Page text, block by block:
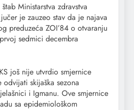
Ministarstva zdravstva
je zauzeo stav da je najava
preduzeća ZOI’84 o otvaranju
sedmici decembra
još nije utvrdio smjernice
skijaška sezona
i Igmanu. Ove smjernice
sa epidemiološkom